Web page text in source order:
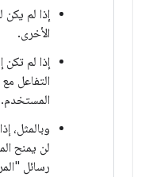
إذا لم
الأخرى.
إذا لم
التفاعل
لن يمنح